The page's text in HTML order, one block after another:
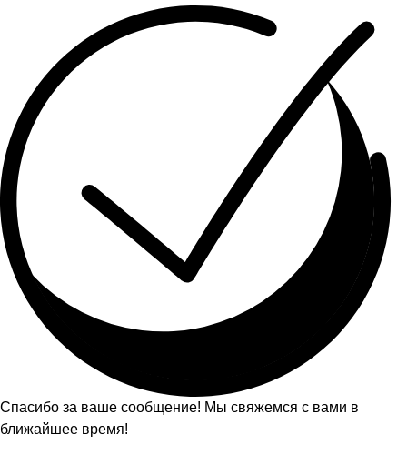
Спасибо за ваше сообщение! Мы свяжемся с вами в
ближайшее время!